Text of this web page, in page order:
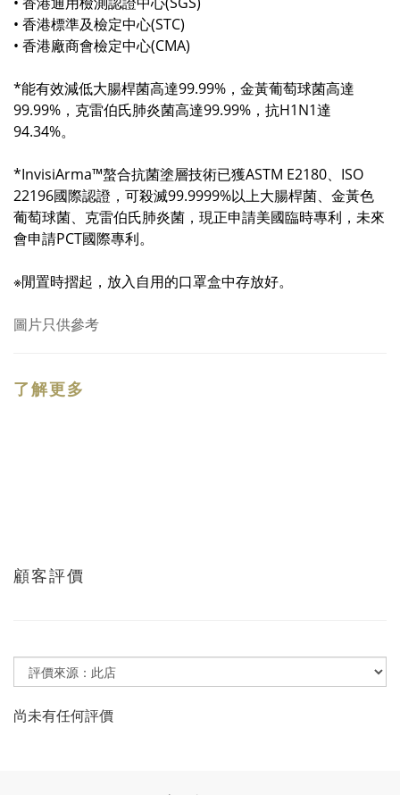
• 香港標準及檢定中心(STC)
• 香港廠商會檢定中心(CMA)
*能有效減低大腸桿菌高達99.99%，金黃葡萄球菌高達
99.99%，克雷伯氏肺炎菌高達99.99%，抗H1N1達
94.34%。
*InvisiArma™螯合抗菌塗層技術已獲ASTM E2180、ISO
22196國際認證，可殺滅99.9999%以上大腸桿菌、金黃色
葡萄球菌、克雷伯氏肺炎菌，現正申請美國臨時專利，未來
會申請PCT國際專利。
※閒置時摺起，放入自用的口罩盒中存放好。
圖片只供參考
了解更多
顧客評價
尚未有任何評價